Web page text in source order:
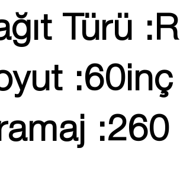
Türü
:260